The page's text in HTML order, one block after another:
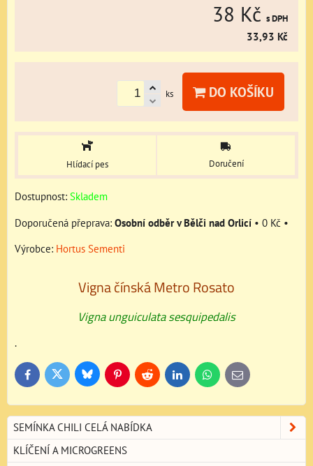
38 Kč s DPH
33,93 Kč
ks DO KOŠÍKU
Hlídací pes Doručení
Dostupnost: Skladem
Osobní odběr v Bělči nad Orlicí • 0 Kč •
Výrobce: Hortus Sementi
Vigna čínská Metro Rosato
Vigna unguiculata sesquipedalis
.
FacebookTwitter BlueskyPinterestReddit LinkedInWhatsApp
E-
mail
SEMÍNKA CHILI CELÁ NABÍDKA
KLÍČENÍ A MICROGREENS